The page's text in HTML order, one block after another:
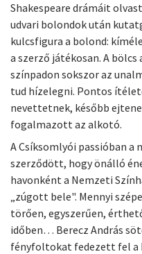
Shakespeare drámáit
udvari bolondok után
kulcsfigura a bolond:
a szerző játékosan. A
színpadon sokszor az
tud hízelegni. Pontos
nevettetnek, később
fogalmazott az alkotó.
A Csíksomlyói passióban
szerződött, hogy önálló
havonként a Nemzeti
„zúgott bele". Mennyi
törően, egyszerűen,
időben… Berecz András
fényfoltokat fedezett fel a